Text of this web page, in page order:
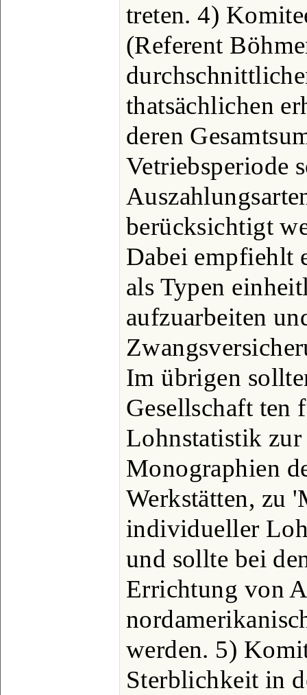
treten. 4)
(Referent
thatsächlichen
deren
Vetriebsperiode
berücksichtigt
Dabei empfiehlt
als Typen
aufzuarbeiten
Im übrigen
Gesellschaft ten
Lohnstatistik
Monographien
Werkstätten, zu
individueller
und sollte bei
Errichtung von
werden. 5)
Sterblichkeit in